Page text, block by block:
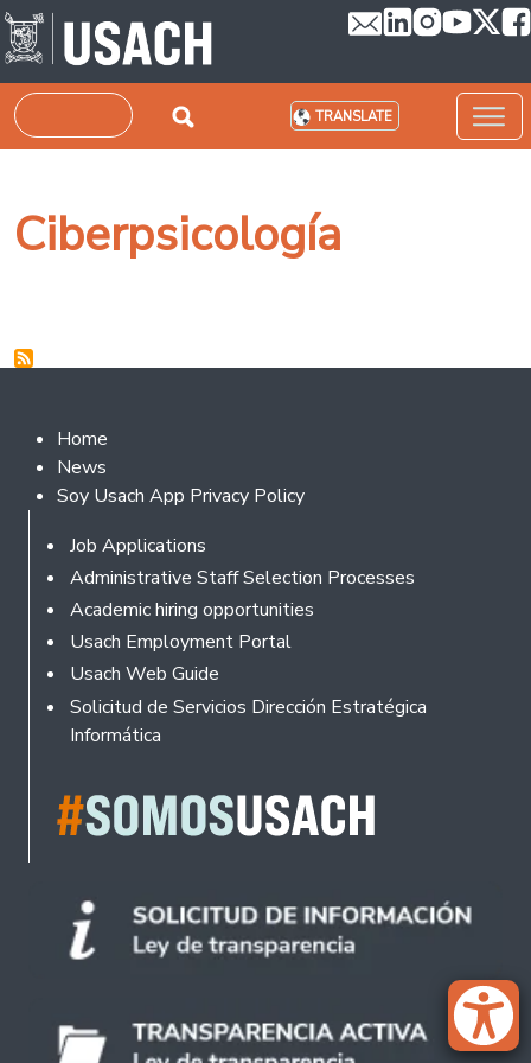
Skip to main content
Search TRANSLATE
Ciberpsicología
Footer 2
Home
News
Soy Usach App Privacy Policy
Footer
Job Applications
Administrative Staff Selection Processes
Academic hiring opportunities
Usach Employment Portal
Usach Web Guide
Solicitud de Servicios Dirección Estratégica
Informática